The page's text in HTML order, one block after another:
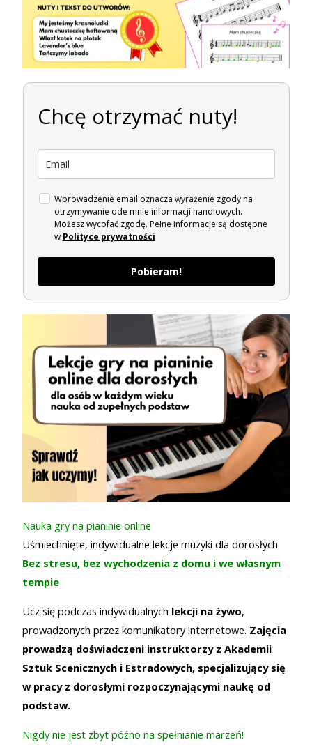
Chcę otrzymać nuty!
Wprowadzenie email oznacza wyrażenie zgody na
otrzymywanie ode mnie informacji handlowych.
Możesz wycofać zgodę. Pełne informacje są dostępne
w Polityce prywatności
Pobieram!
Nauka gry na pianinie online
Uśmiechnięte, indywidualne lekcje muzyki dla dorosłych
Bez stresu, bez wychodzenia z domu i we własnym
tempie
Ucz się podczas indywidualnych lekcji na żywo,
prowadzonych przez komunikatory internetowe. Zajęcia
prowadzą doświadczeni instruktorzy z Akademii
Sztuk Scenicznych i Estradowych, specjalizujący się
w pracy z dorosłymi rozpoczynającymi naukę od
podstaw.
Nigdy nie jest zbyt późno na spełnianie marzeń!